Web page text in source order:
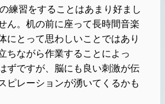
練習をすることはあまり好まし
ん。机の前に座って長時間音楽
にとって思わしいことではあり
ちながら作業することによっ
ずですが、脳にも良い刺激が伝
ピレーションが湧いてくるかも